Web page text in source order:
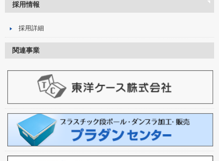
採用情報
採用詳細
関連事業